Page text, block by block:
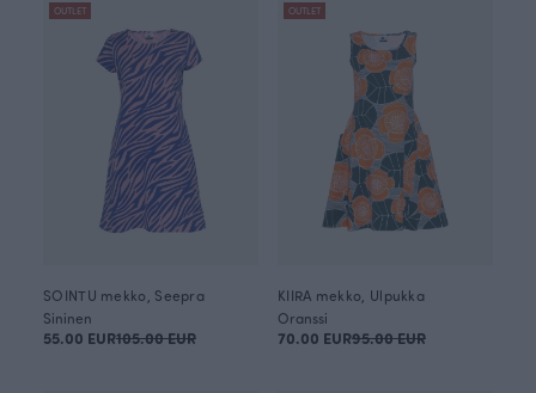
OUTLET
SOINTU mekko, Seepra
Sininen
55.00 EUR105.00 EUR
OUTLET
KIIRA mekko, Ulpukka
Oranssi
70.00 EUR95.00 EUR